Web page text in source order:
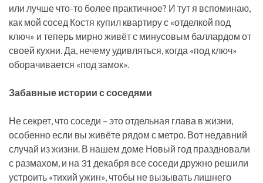
или лучше что-то более практичное? И тут я вспоминаю,
как мой сосед Костя купил квартиру с «отделкой под
ключ» и теперь мирно живёт с минусовым баллардом от
своей кухни. Да, нечему удивляться, когда «под ключ»
оборачивается «под замок».
Забавные истории с соседями
Не секрет, что соседи – это отдельная глава в жизни,
особенно если вы живёте рядом с метро. Вот недавний
случай из жизни. В нашем доме Новый год праздновали
с размахом, и на 31 декабря все соседи дружно решили
устроить «тихий ужин», чтобы не вызывать лишнего